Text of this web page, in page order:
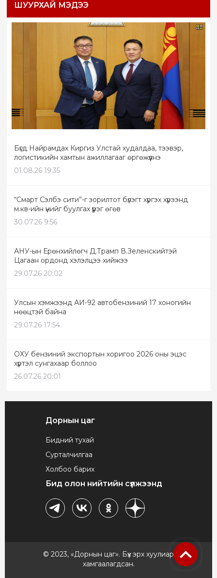
ШУУРХАЙ МЭДЭЭ
Бүгд Найрамдах Киргиз Улстай худалдаа, тээвэр,
логистикийн хамтын ажиллагааг өргөжүүлнэ
01.08.26 19:35
“Смарт Сэлбэ сити”-г зорилтот бүлэгт хүргэх хүрээнд
м.кв-ийн үнийг буулгах үүрэг өгөв
30.07.26 9:56
АНУ-ын Ерөнхийлөгч Д.Трамп В.Зеленскийтэй
Цагаан ордонд хэлэлцээ хийжээ
29.07.26 20:02
Улсын хэмжээнд АИ-92 автобензиний 17 хоногийн
нөөцтэй байна
29.07.26 17:54
ОХУ бензиний экспортын хоригоо 2026 оны эцэс
хүртэл сунгахаар боллоо
26.07.26 20:01
Дорнын цаг
Бидний тухай
Сурталчилгаа
Холбоо барих
Бид олон нийтийн сүлжээнд
© 2023, «Дорнын цаг». Бүх эрх хуулиар
хамгаалагдсан.